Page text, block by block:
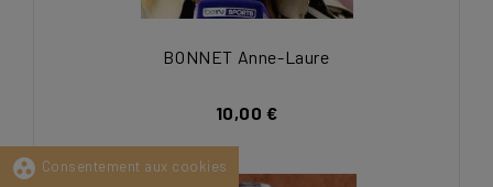
BONNET Anne-Laure
10,00 €
group_work Consentement aux cookies